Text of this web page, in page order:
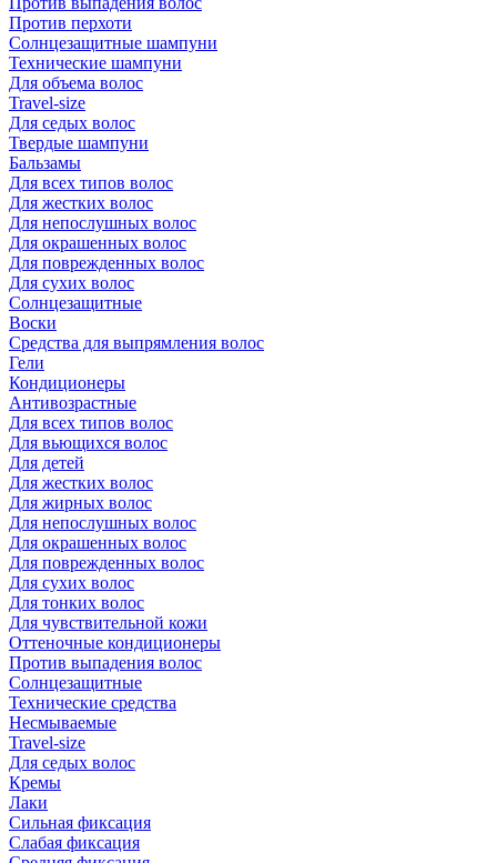
Против перхоти
Солнцезащитные шампуни
Технические шампуни
Для объема волос
Travel-size
Для седых волос
Твердые шампуни
Бальзамы
Для всех типов волос
Для жестких волос
Для непослушных волос
Для окрашенных волос
Для поврежденных волос
Для сухих волос
Солнцезащитные
Воски
Средства для выпрямления волос
Гели
Кондиционеры
Антивозрастные
Для всех типов волос
Для вьющихся волос
Для детей
Для жестких волос
Для жирных волос
Для непослушных волос
Для окрашенных волос
Для поврежденных волос
Для сухих волос
Для тонких волос
Для чувствительной кожи
Оттеночные кондиционеры
Против выпадения волос
Солнцезащитные
Технические средства
Несмываемые
Travel-size
Для седых волос
Кремы
Лаки
Сильная фиксация
Слабая фиксация